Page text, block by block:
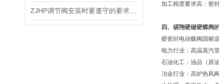
加工精度要求高：密
四、硕翔硬碰硬蝶阀
硬密封电动蝶阀因耐
电力行业：高温蒸汽
石油化工：油品（原
冶金行业：高炉热风